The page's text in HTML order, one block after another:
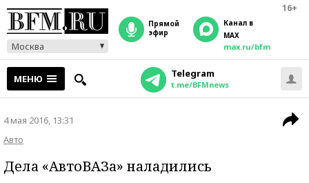
16+
Москва
прямой
эфир
Канал в
MAX
max.ru/bfm
МЕНЮ Telegram
t.me/BFMnews
4 мая 2016, 13:31
Авто
Дела «АвтоВАЗа» наладились